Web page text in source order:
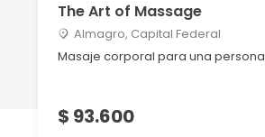
The Art of Massage
Almagro, Capital Federal
Masaje corporal para una persona
$ 93.600